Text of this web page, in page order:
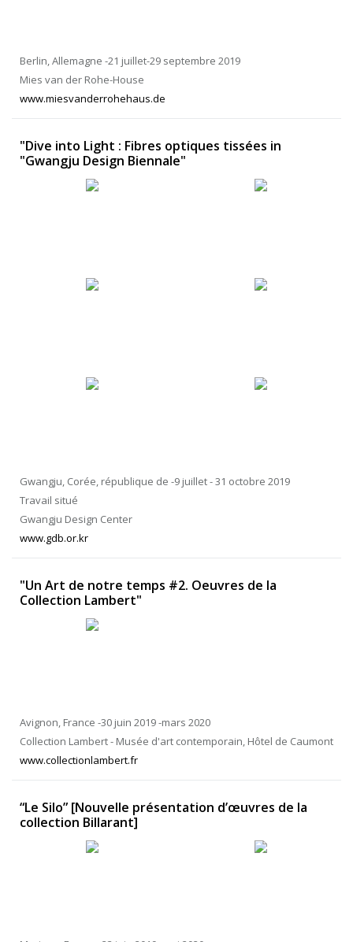
Berlin, Allemagne -21 juillet-29 septembre 2019
Mies van der Rohe-House
www.miesvanderrohehaus.de
"Dive into Light : Fibres optiques tissées in
"Gwangju Design Biennale"
Gwangju, Corée, république de -9 juillet - 31 octobre 2019
Travail situé
Gwangju Design Center
www.gdb.or.kr
"Un Art de notre temps #2. Oeuvres de la
Collection Lambert"
Avignon, France -30 juin 2019 -mars 2020
Collection Lambert - Musée d'art contemporain, Hôtel de Caumont
www.collectionlambert.fr
“Le Silo” [Nouvelle présentation d’œuvres de la
collection Billarant]